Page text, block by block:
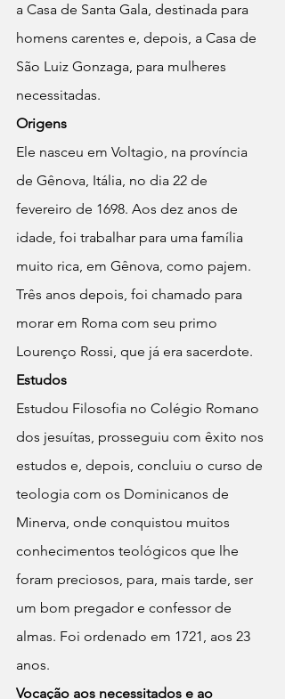
a Casa de Santa Gala, destinada para
homens carentes e, depois, a Casa de
São Luiz Gonzaga, para mulheres
necessitadas.
Origens
Ele nasceu em Voltagio, na província
de Gênova, Itália, no dia 22 de
fevereiro de 1698. Aos dez anos de
idade, foi trabalhar para uma família
muito rica, em Gênova, como pajem.
Três anos depois, foi chamado para
morar em Roma com seu primo
Lourenço Rossi, que já era sacerdote.
Estudos
Estudou Filosofia no Colégio Romano
dos jesuítas, prosseguiu com êxito nos
estudos e, depois, concluiu o curso de
teologia com os Dominicanos de
Minerva, onde conquistou muitos
conhecimentos teológicos que lhe
foram preciosos, para, mais tarde, ser
um bom pregador e confessor de
almas. Foi ordenado em 1721, aos 23
anos.
Vocação aos necessitados e ao